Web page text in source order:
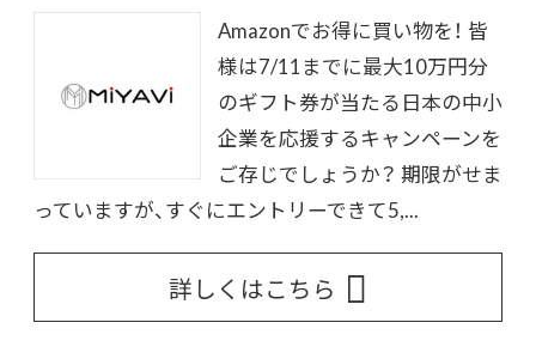
Amazonでお得に買い物を！ 皆
様は7/11までに最大10万円分
のギフト券が当たる日本の中小
企業を応援するキャンペーンを
ご存じでしょうか？ 期限がせま
っていますが、すぐにエントリーできて5,...
詳しくはこちら